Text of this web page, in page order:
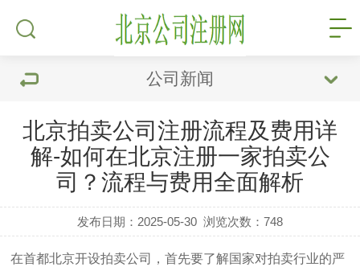
公司新闻
北京拍卖公司注册流程及费用详
解-如何在北京注册一家拍卖公
司？流程与费用全面解析
发布日期：2025-05-30 浏览次数：748
在首都北京开设拍卖公司，首先要了解国家对拍卖行业的严